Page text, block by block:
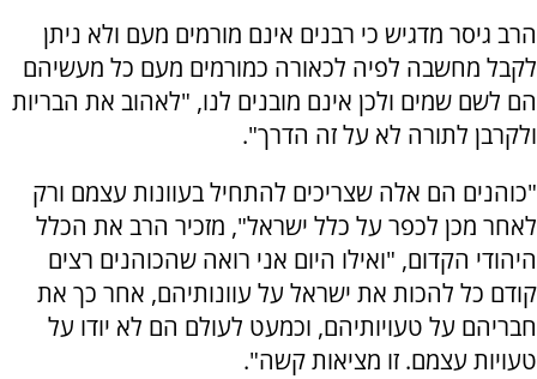
הרב גיסר מדגיש כי רבנים אינם מורמים מעם ולא ניתן
לקבל מחשבה לפיה לכאורה כמורמים מעם כל מעשיהם
הם לשם שמים ולכן אינם מובנים לנו, "לאהוב את הבריות
ולקרבן לתורה לא על זה הדרך".
"כוהנים הם אלה שצריכים להתחיל בעוונות עצמם ורק
לאחר מכן לכפר על כלל ישראל", מזכיר הרב את הכלל
היהודי הקדום, "ואילו היום אני רואה שהכוהנים רצים
קודם כל להכות את ישראל על עוונותיהם, אחר כך את
חבריהם על טעויותיהם, וכמעט לעולם הם לא יודו על
טעויות עצמם. זו מציאות קשה".